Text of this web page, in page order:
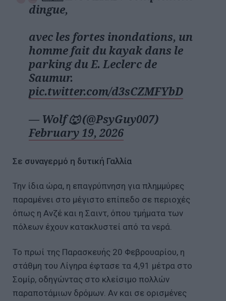
dingue,
avec les fortes inondations, un
homme fait du kayak dans le
parking du E. Leclerc de
Saumur.
pic.twitter.com/d3sCZMFYbD
— Wolf 🐺 (@PsyGuy007)
February 19, 2026
Σε συναγερμό η δυτική Γαλλία
Την ίδια ώρα, η επαγρύπνηση για πλημμύρες
παραμένει στο μέγιστο επίπεδο σε περιοχές
όπως η Ανζέ και η Σαιντ, όπου τμήματα των
πόλεων έχουν κατακλυστεί από τα νερά.
Το πρωί της Παρασκευής 20 Φεβρουαρίου, η
στάθμη του Λίγηρα έφτασε τα 4,91 μέτρα στο
Σομίρ, οδηγώντας στο κλείσιμο πολλών
παραποτάμιων δρόμων. Αν και σε ορισμένες